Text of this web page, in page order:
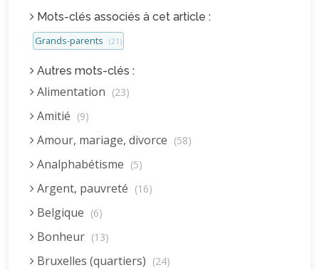
Mots-clés associés à cet article :
Grands-parents (21)
Autres mots-clés :
Alimentation (23)
Amitié (9)
Amour, mariage, divorce (58)
Analphabétisme (5)
Argent, pauvreté (16)
Belgique (6)
Bonheur (13)
Bruxelles (quartiers) (24)